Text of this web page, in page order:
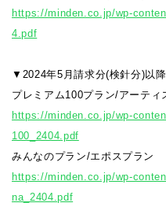
https://minden.co.jp/wp-
4.pdf
▼2024年5月請求分(検針分)以降
プレミアム100プラン/アーテ
https://minden.co.jp/wp-
100_2404.pdf
みんなのプラン/エポスプラン
https://minden.co.jp/wp-
na_2404.pdf